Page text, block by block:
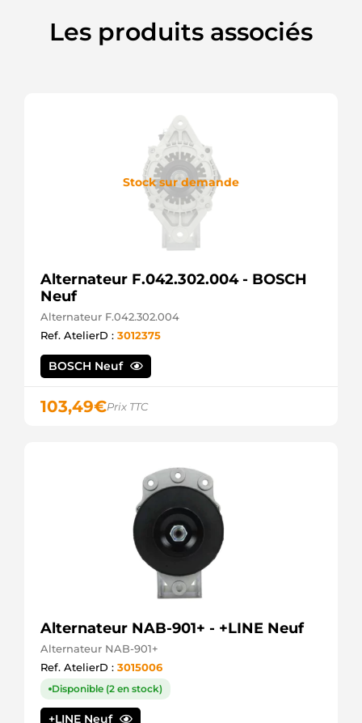
(USA)
SR1319N
Les produits associés
Stock sur demande
Alternateur F.042.302.004 - BOSCH
Neuf
Alternateur F.042.302.004
Ref. AtelierD : 3012375
BOSCH Neuf
103,49€Prix TTC
Alternateur NAB-901+ - +LINE Neuf
Alternateur NAB-901+
Ref. AtelierD : 3015006
Disponible (2 en stock)
+LINE Neuf